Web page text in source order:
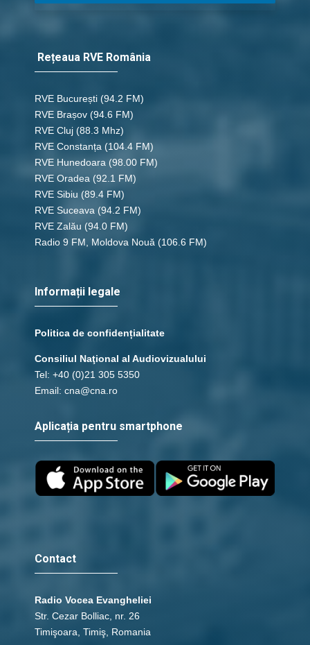
Rețeaua RVE România
RVE București (94.2 FM)
RVE Brașov (94.6 FM)
RVE Cluj (88.3 Mhz)
RVE Constanța (104.4 FM)
RVE Hunedoara (98.00 FM)
RVE Oradea (92.1 FM)
RVE Sibiu (89.4 FM)
RVE Suceava (94.2 FM)
RVE Zalău (94.0 FM)
Radio 9 FM, Moldova Nouă (106.6 FM)
Informații legale
Politica de confidențialitate
Consiliul Naţional al Audiovizualului
Tel: +40 (0)21 305 5350
Email: cna@cna.ro
Aplicația pentru smartphone
Contact
Radio Vocea Evangheliei
Str. Cezar Bolliac, nr. 26
Timişoara, Timiş, Romania